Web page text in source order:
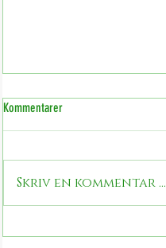
Kommentarer
Skriv en kommentar …